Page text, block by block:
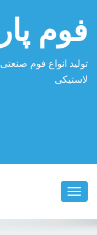
فوم
تولید انواع فوم
لاستیکی
Toggle
navigation